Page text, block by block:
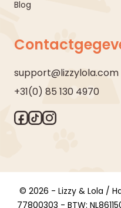
Blog
support@lizzylola.com
+31(0) 85 130 4970
© 2026 - Lizzy & Lola /
77800303 - BTW: